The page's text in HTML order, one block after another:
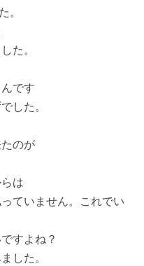
。
た。
です
した。
のが
は
ていません。これでい
すよね？
した。